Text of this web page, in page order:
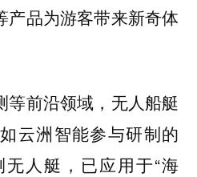
产品为游客带来新奇体
等前沿领域，无人船艇
云洲智能参与研制的
无人艇，已应用于“海